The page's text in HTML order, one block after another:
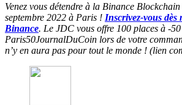
Venez vous détendre à la Binance
septembre 2022 à Paris ! Inscrivez-vous dès
Binance. Le JDC vous offre 100 places à -
Paris50JournalDuCoin lors de votre
n’y en aura pas pour tout le monde ! (lien